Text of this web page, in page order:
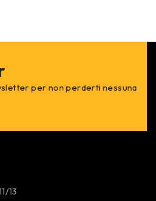
per non perderti nessuna
13